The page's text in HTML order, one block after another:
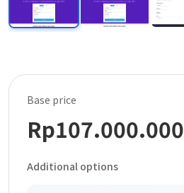
Base price
Rp107.000.000
Additional options